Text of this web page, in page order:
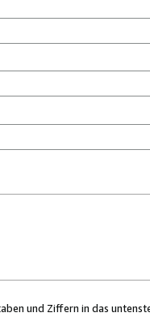
und Ziffern in das